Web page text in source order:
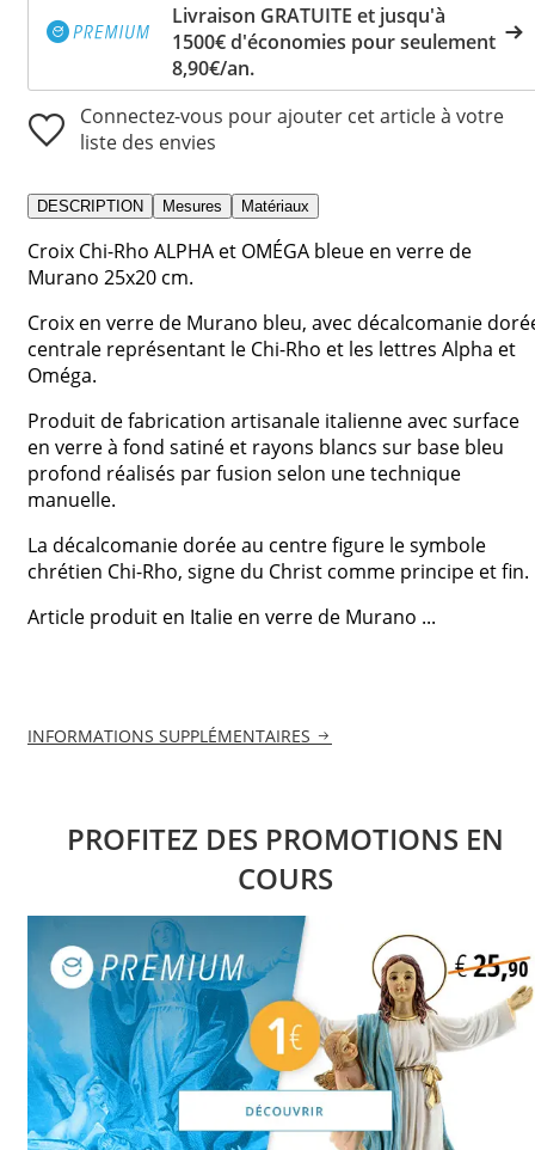
Livraison GRATUITE et jusqu'à
1500€ d'économies pour seulement
8,90€/an.
Connectez-vous pour ajouter cet article à votre
liste des envies
DESCRIPTION Mesures Matériaux
Croix Chi-Rho ALPHA et OMÉGA bleue en verre de
Murano 25x20 cm.
Croix en verre de Murano bleu, avec décalcomanie
centrale représentant le Chi-Rho et les lettres Alpha et
Oméga.
Produit de fabrication artisanale italienne avec surface
en verre à fond satiné et rayons blancs sur base bleu
profond réalisés par fusion selon une technique
manuelle.
La décalcomanie dorée au centre figure le symbole
chrétien Chi-Rho, signe du Christ comme principe et fin.
Article produit en Italie en verre de Murano ...
INFORMATIONS SUPPLÉMENTAIRES
PROFITEZ DES PROMOTIONS EN
COURS